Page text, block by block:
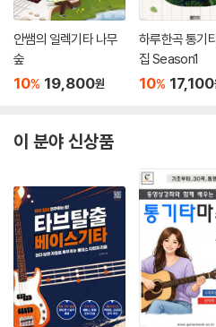
안쌤의 일렉기타 나무
숲
10% 19,800원
하루한곡 통기
집 Season1
10% 17,100
이 분야 신상품